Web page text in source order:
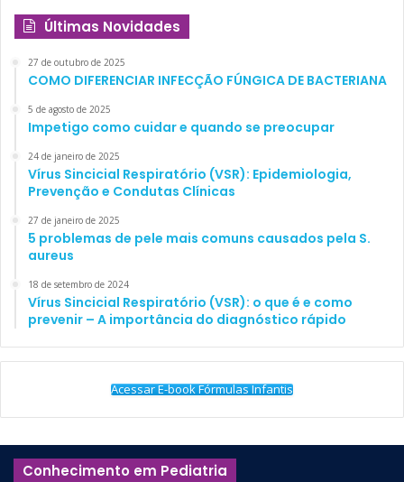
Últimas Novidades
27 de outubro de 2025
COMO DIFERENCIAR INFECÇÃO FÚNGICA DE BACTERIANA
5 de agosto de 2025
Impetigo como cuidar e quando se preocupar
24 de janeiro de 2025
Vírus Sincicial Respiratório (VSR): Epidemiologia,
Prevenção e Condutas Clínicas
27 de janeiro de 2025
5 problemas de pele mais comuns causados pela S.
aureus
18 de setembro de 2024
Vírus Sincicial Respiratório (VSR): o que é e como
prevenir – A importância do diagnóstico rápido
Acessar E-book Fórmulas Infantis
Conhecimento em Pediatria